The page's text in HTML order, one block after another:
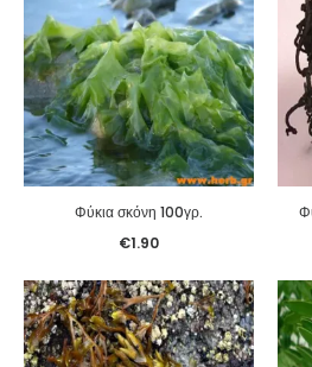
Φύκια σκόνη 100γρ.
€1.90